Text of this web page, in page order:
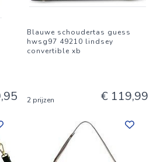
Blauwe schoudertas guess
hwsg97 49210 lindsey
convertible xb
2 prijzen € 119,99